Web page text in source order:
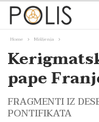
Home Mišljenja
pape
FRAGMENTI IZ
PONTIFIKATA